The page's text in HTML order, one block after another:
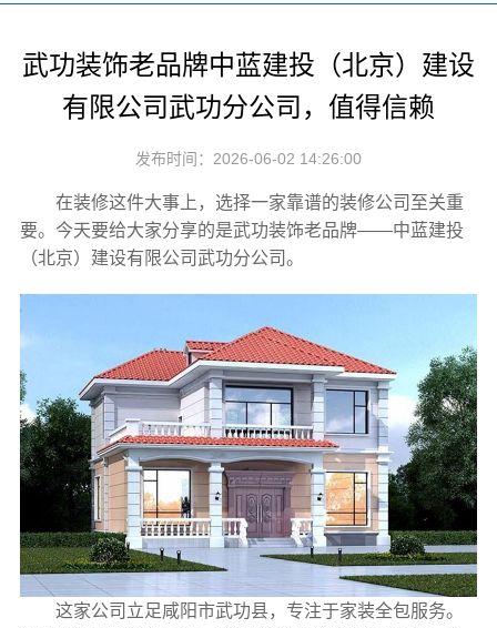
武功装饰老品牌中蓝建投（北京）建设
有限公司武功分公司，值得信赖
发布时间：2026-06-02 14:26:00
在装修这件大事上，选择一家靠谱的装修公司至关重
要。今天要给大家分享的是武功装饰老品牌——中蓝建投
（北京）建设有限公司武功分公司。
这家公司立足咸阳市武功县，专注于家装全包服务。